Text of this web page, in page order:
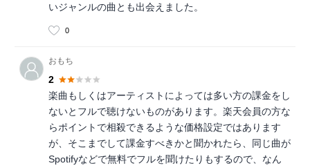
いジャンルの曲とも出会えました。
0
おもち
2
楽曲もしくはアーティストによっては多い方の課金をし
ないとフルで聴けないものがあります。楽天会員の方な
らポイントで相殺できるような価格設定ではあります
が、そこまでして課金すべきかと聞かれたら、同じ曲が
Spotifyなどで無料でフルを聞けたりもするので、なん